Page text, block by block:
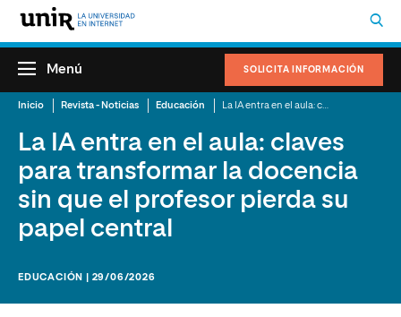
SOLICITA INFORMACIÓN
Menú
Inicio Revista - Noticias Educación
La IA entra en el aula: claves
para transformar la docencia
sin que el profesor pierda su
papel central
EDUCACIÓN | 29/06/2026